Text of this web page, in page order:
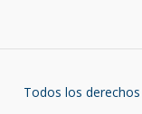
Todos los